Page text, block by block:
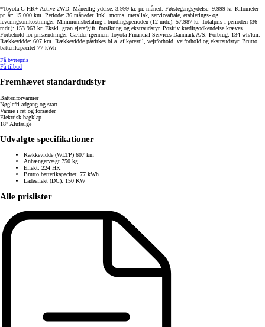
*Toyota C-HR+ Active 2WD: Månedlig ydelse: 3.999 kr. pr. måned. Førstegangsydelse: 9.999 kr. Kilometer
pr. år: 15.000 km. Periode: 36 måneder. Inkl. moms, metallak, serviceaftale, etablerings- og
leveringsomkostninger. Minimumsbetaling i bindingsperioden (12 mdr.): 57.987 kr. Totalpris i perioden (36
mdr.): 153.963 kr. Ekskl. grøn ejerafgift, forsikring og ekstraudstyr. Positiv kreditgodkendelse kræves.
Forbehold for prisændringer. Gælder igennem Toyota Financial Services Danmark A/S. Forbrug: 134 wh/km.
Rækkevidde: 607 km. Rækkevidde påvirkes bl.a. af kørestil, vejrforhold, vejforhold og ekstraudstyr. Brutto
batterikapacitet 77 kWh
Få byttepris
Få tilbud
Fremhævet standardudstyr
Batteriforvarmer
Nøglefri adgang og start
Varme i rat og forsæder
Elektrisk bagklap
18" Alufælge
Udvalgte specifikationer
Rækkevidde (WLTP) 607 km
Anhængervægt 750 kg
Effekt: 224 HK
Brutto batterikapacitet: 77 kWh
Ladeeffekt (DC): 150 KW
Alle prislister